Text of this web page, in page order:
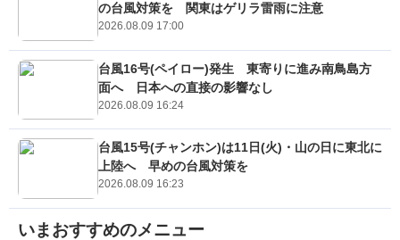
の台風対策を 関東はゲリラ雷雨に注意
2026.08.09 17:00
台風16号(ペイロー)発生 東寄りに進み南鳥島方
面へ 日本への直接の影響なし
2026.08.09 16:24
台風15号(チャンホン)は11日(火)・山の日に東北に
上陸へ 早めの台風対策を
2026.08.09 16:23
いまおすすめのメニュー